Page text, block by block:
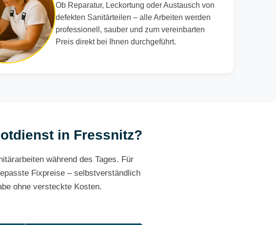
Ob Reparatur, Leckortung oder Austausch von
defekten Sanitärteilen – alle Arbeiten werden
professionell, sauber und zum vereinbarten
Preis direkt bei Ihnen durchgeführt.
in Fressnitz?
während des Tages. Für
Fixpreise – selbstverständlich
ohne versteckte Kosten.